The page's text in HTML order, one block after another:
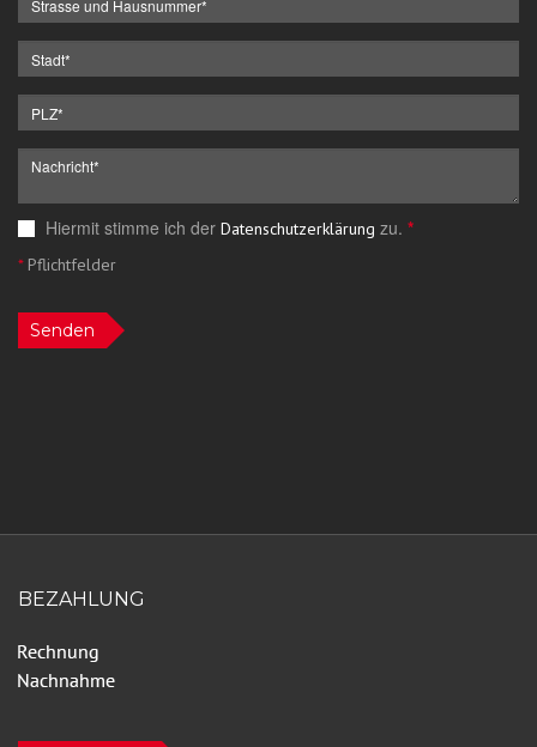
Hiermit stimme ich der Datenschutzerklärung zu. *
*Pflichtfelder
Senden
BEZAHLUNG